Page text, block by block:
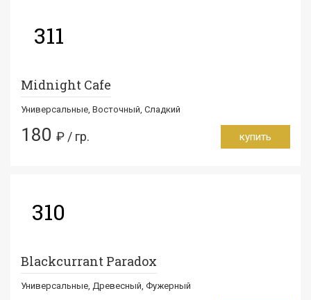
311
Midnight Cafe
Универсальные, Восточный, Сладкий
180 ₽ / гр. купить
310
Blackcurrant Paradox
Универсальные, Древесный, Фужерный